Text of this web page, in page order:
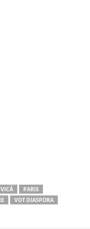
PARIS
VOT DIASPORA